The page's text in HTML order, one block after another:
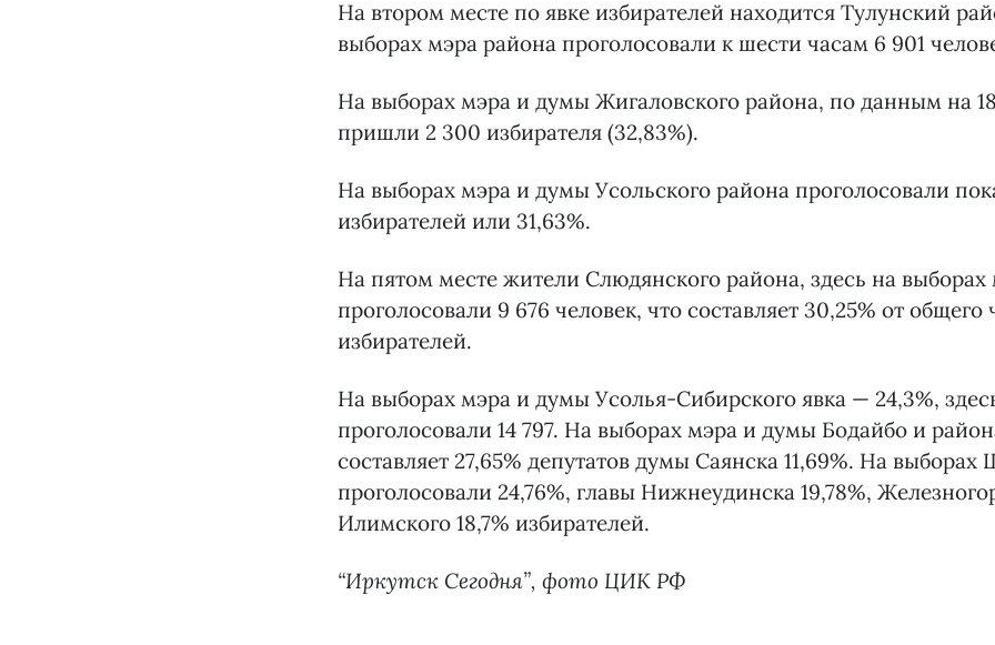
На втором месте по явке избирателей находится Тулунский
выборах мэра района проголосовали к шести часам 6 901
На выборах мэра и думы Жигаловского района, по данным на
пришли 2 300 избирателя (32,83%).
На выборах мэра и думы Усольского района проголосовали
избирателей или 31,63%.
На пятом месте жители Слюдянского района, здесь на выборах
проголосовали 9 676 человек, что составляет 30,25% от общего
избирателей.
На выборах мэра и думы Усолья-Сибирского явка — 24,3%,
проголосовали 14 797. На выборах мэра и думы Бодайбо и
составляет 27,65% депутатов думы Саянска 11,69%. На выборах
проголосовали 24,76%, главы Нижнеудинска 19,78%,
Илимского 18,7% избирателей.
“Иркутск Сегодня”, фото ЦИК РФ